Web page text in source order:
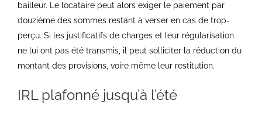
bailleur. Le locataire peut alors exiger le paiement par
douzième des sommes restant à verser en cas de trop-
perçu. Si les justificatifs de charges et leur régularisation
ne lui ont pas été transmis, il peut solliciter la réduction du
montant des provisions, voire même leur restitution.
IRL plafonné jusqu’à l’été